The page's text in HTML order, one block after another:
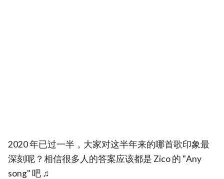
2020 年已过一半，大家对这半年来的哪首歌印象最
深刻呢？相信很多人的答案应该都是 Zico 的 "Any
song" 吧 ♫